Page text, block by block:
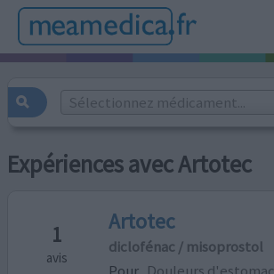
Sélectionnez médicament...
Expériences avec Artotec
1
avis
Artotec
diclofénac / misoprostol